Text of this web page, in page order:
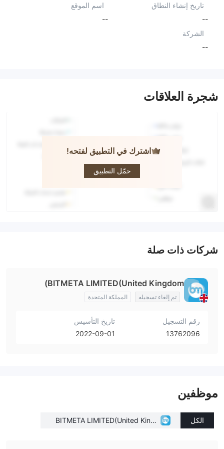
تاريخ إنشاء النطاق
--
اسم الموقع
--
الشركة
--
شجرة العلاقات
اشترك في التطبيق لفتحه!
حمّل التطبيق
شركات ذات صلة
BITMETA LIMITED(United Kingdom)
تم إلغاء تسجيله المملكة المتحدة
رقم التسجيل
13762096
تاريخ التأسيس
2022-09-01
موظفين
الكل
BITMETA LIMITED(United Kingd